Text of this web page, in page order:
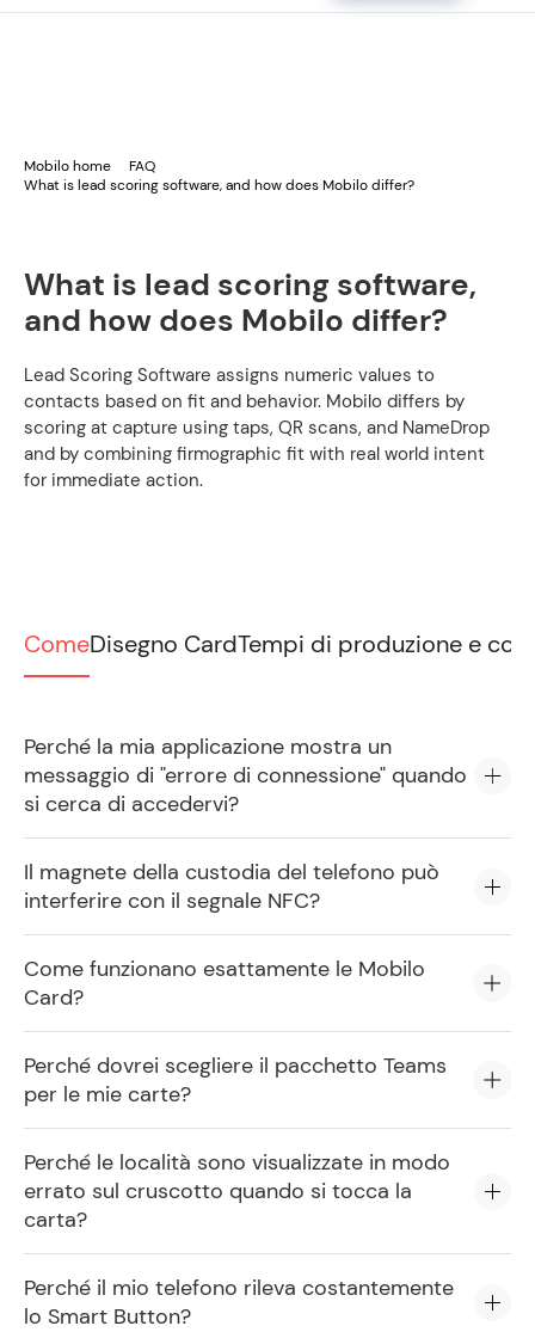
Mobilo home
FAQ
What is lead scoring software, and how does Mobilo differ?
What is lead scoring software,
and how does Mobilo differ?
Lead Scoring Software assigns numeric values to
contacts based on fit and behavior. Mobilo differs by
scoring at capture using taps, QR scans, and NameDrop
and by combining firmographic fit with real world intent
for immediate action.
ComeDisegno CardTempi di produzione e
Perché la mia applicazione mostra un
messaggio di "errore di connessione" quando
si cerca di accedervi?
Il magnete della custodia del telefono può
interferire con il segnale NFC?
Come funzionano esattamente le Mobilo
Card?
Perché dovrei scegliere il pacchetto Teams
per le mie carte?
Perché le località sono visualizzate in modo
errato sul cruscotto quando si tocca la
carta?
Perché il mio telefono rileva costantemente
lo Smart Button?